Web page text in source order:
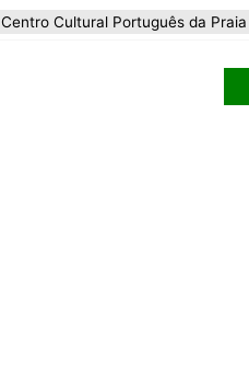
Centro Cultural Português da Praia